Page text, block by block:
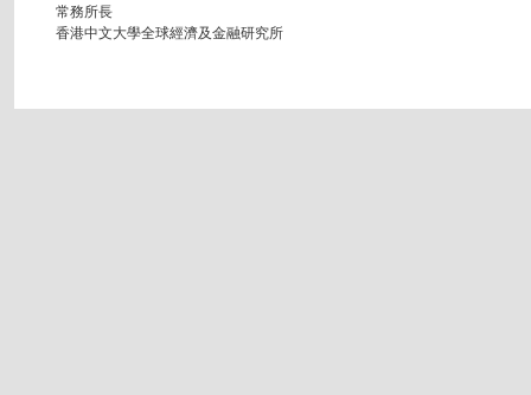
常務所長
香港中文大學全球經濟及金融研究所